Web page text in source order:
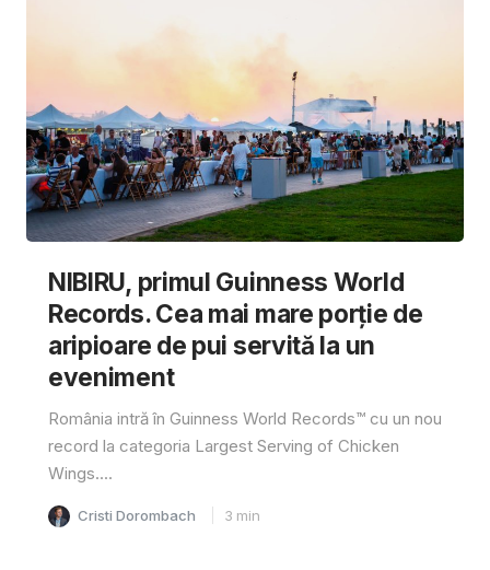
NIBIRU, primul Guinness World
Records. Cea mai mare porție de
aripioare de pui servită la un
eveniment
România intră în Guinness World Records™️ cu un nou
record la categoria Largest Serving of Chicken
Wings....
Cristi Dorombach 3 min